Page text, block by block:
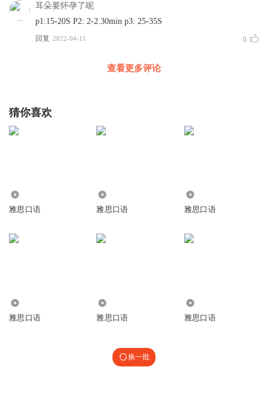
耳朵要怀孕了呢
p1:15-20S P2: 2-2.30min p3: 25-35S
回复 2022-04-11 0
查看更多评论
猜你喜欢
雅思口语 雅思口语 雅思口语
雅思口语 雅思口语 雅思口语
换一批